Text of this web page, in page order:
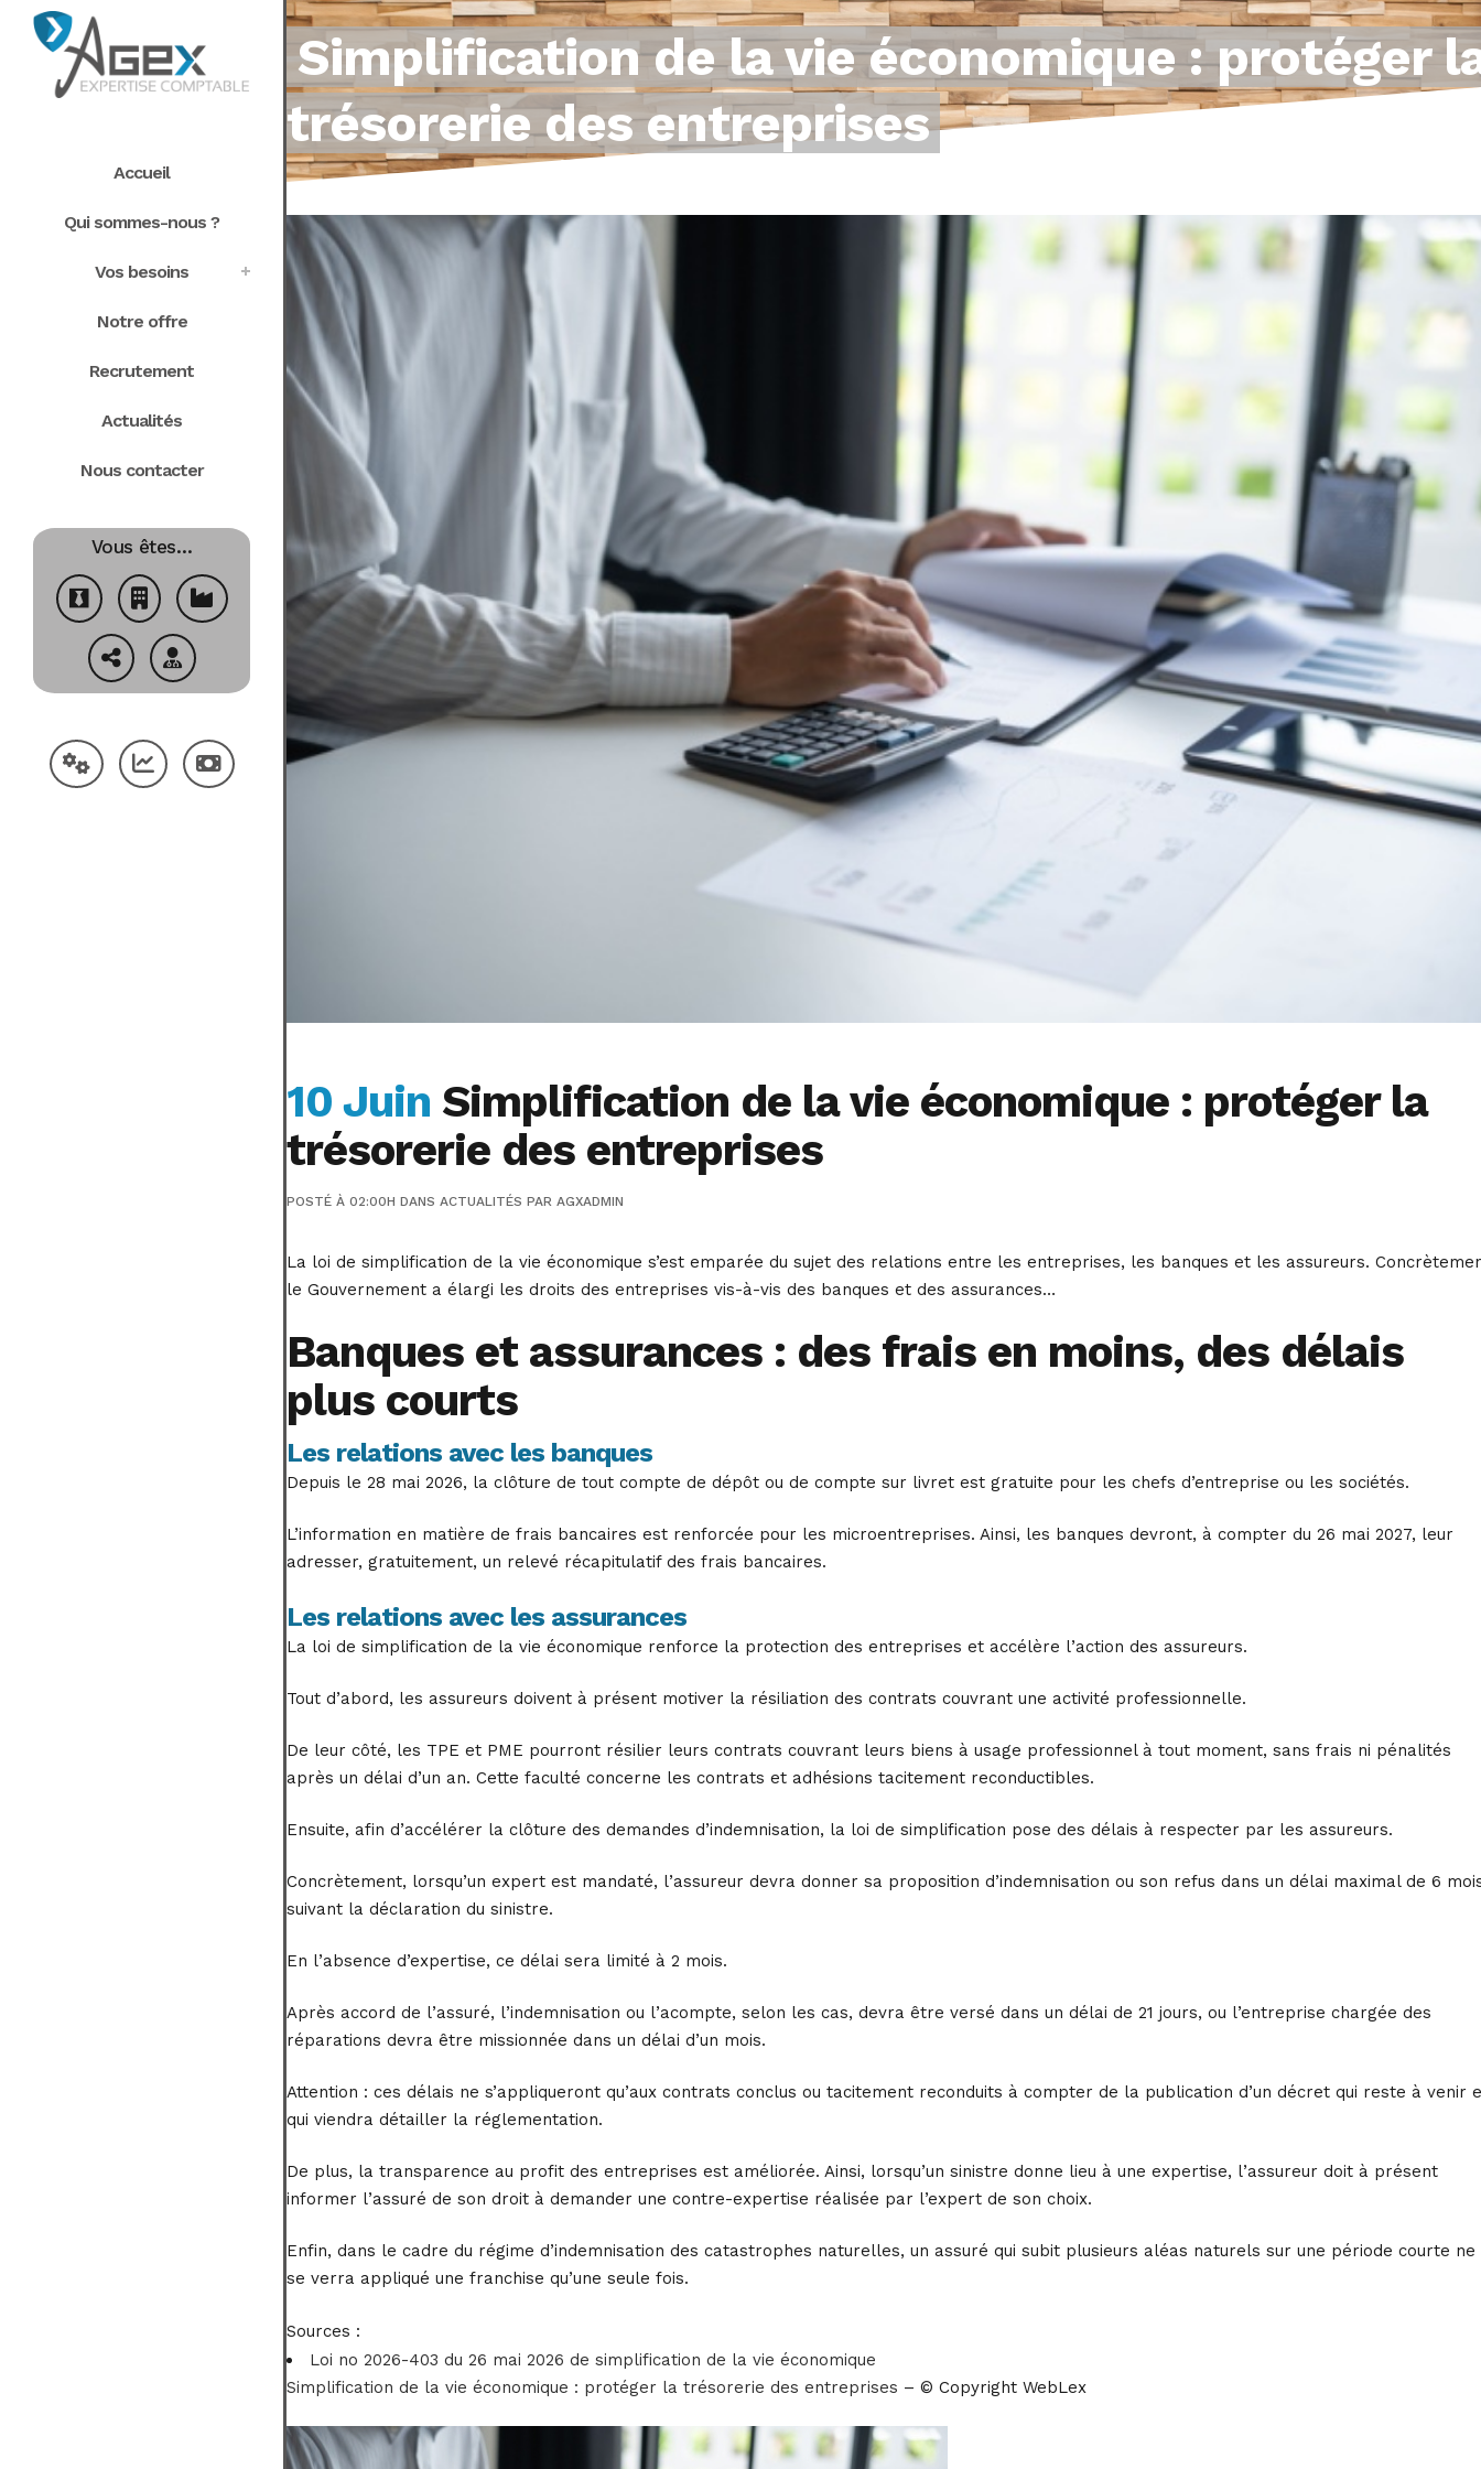
Accueil
Qui sommes-nous ?
Vos besoins
Notre offre
Recrutement
Actualités
Nous contacter
Vous êtes…
Simplification de la vie économique : protéger
trésorerie des entreprises
10 Juin Simplification de la vie économique : protéger la
trésorerie des entreprises
POSTÉ À 02:00H DANS ACTUALITÉS PAR AGXADMIN
La loi de simplification de la vie économique s’est emparée du sujet des relations entre les entreprises, les banques et les assureurs.
le Gouvernement a élargi les droits des entreprises vis-à-vis des banques et des assurances…
Banques et assurances : des frais en moins, des délais
plus courts
Les relations avec les banques
Depuis le 28 mai 2026, la clôture de tout compte de dépôt ou de compte sur livret est gratuite pour les chefs d’entreprise ou les sociétés.
L’information en matière de frais bancaires est renforcée pour les microentreprises. Ainsi, les banques devront, à compter du 26 mai 2027, leur
adresser, gratuitement, un relevé récapitulatif des frais bancaires.
Les relations avec les assurances
La loi de simplification de la vie économique renforce la protection des entreprises et accélère l’action des assureurs.
Tout d’abord, les assureurs doivent à présent motiver la résiliation des contrats couvrant une activité professionnelle.
De leur côté, les TPE et PME pourront résilier leurs contrats couvrant leurs biens à usage professionnel à tout moment, sans frais ni pénalités
après un délai d’un an. Cette faculté concerne les contrats et adhésions tacitement reconductibles.
Ensuite, afin d’accélérer la clôture des demandes d’indemnisation, la loi de simplification pose des délais à respecter par les assureurs.
Concrètement, lorsqu’un expert est mandaté, l’assureur devra donner sa proposition d’indemnisation ou son refus dans un délai maximal de 6
suivant la déclaration du sinistre.
En l’absence d’expertise, ce délai sera limité à 2 mois.
Après accord de l’assuré, l’indemnisation ou l’acompte, selon les cas, devra être versé dans un délai de 21 jours, ou l’entreprise chargée des
réparations devra être missionnée dans un délai d’un mois.
Attention : ces délais ne s’appliqueront qu’aux contrats conclus ou tacitement reconduits à compter de la publication d’un décret qui reste à venir
qui viendra détailler la réglementation.
De plus, la transparence au profit des entreprises est améliorée. Ainsi, lorsqu’un sinistre donne lieu à une expertise, l’assureur doit à présent
informer l’assuré de son droit à demander une contre-expertise réalisée par l’expert de son choix.
Enfin, dans le cadre du régime d’indemnisation des catastrophes naturelles, un assuré qui subit plusieurs aléas naturels sur une période courte ne
se verra appliqué une franchise qu’une seule fois.
Sources :
Loi no 2026-403 du 26 mai 2026 de simplification de la vie économique
Simplification de la vie économique : protéger la trésorerie des entreprises – © Copyright WebLex